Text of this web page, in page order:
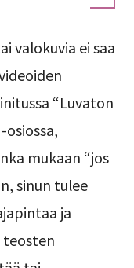
valokuvia ei saa
“Luvaton
mukaan “jos
sinun tulee
ja
teosten